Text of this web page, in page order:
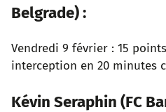
Belgrade) :
Vendredi 9 février : 15
interception en 20 minutes
Kévin Seraphin (FC